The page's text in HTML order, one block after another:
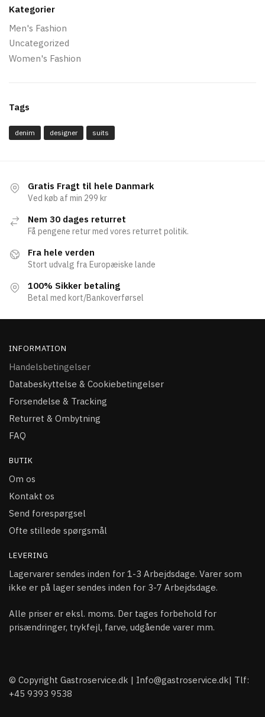
Kategorier
Men's Fashion
Uncategorized
Women's Fashion
Tags
denim designer suits
Gratis Fragt til hele Danmark
Ved køb af min 299 kr
Nem 30 dages returret
Få pengene retur med vores returret politik.
Fra hele verden
Stort udvalg fra Europæiske lande
100% Sikker betaling
Betal med kort/Bankoverførsel
INFORMATION
Handelsbetingelser
Databeskyttelse & Cookiebetingelser
Forsendelse & Tracking
Returret & Ombytning
FAQ
BUTIK
Om os
Kontakt os
Send forespørgsel
Ofte stillede spørgsmål
LEVERING
Lagervarer sendes inden for 1-3 Arbejdsdage. Varer som
ikke er på lager sendes inden for 3-7 Arbejdsdage.
Alle priser er eksl. moms. Der tages forbehold for
prisændringer, trykfejl, farve, udgående varer mm.
© Copyright Gastroservice.dk | Info@gastroservice.dk| Tlf:
+45 9393 9538